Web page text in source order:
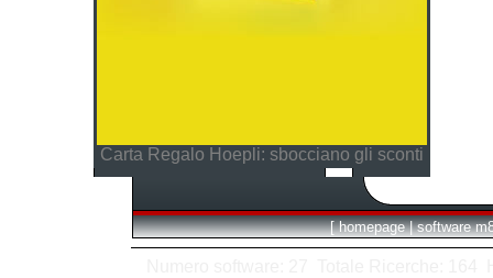
Carta Regalo Hoepli: sbocciano gli sconti
[ homepage | software